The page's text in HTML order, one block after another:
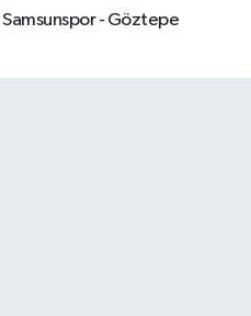
Samsunspor - Göztepe